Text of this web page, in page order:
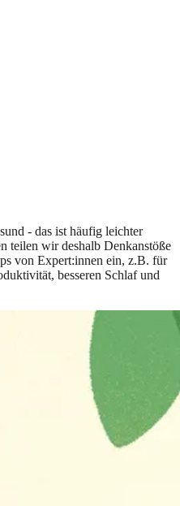
- das ist häufig leichter
teilen wir deshalb Denkanstöße
von Expert:innen ein, z.B. für
besseren Schlaf und